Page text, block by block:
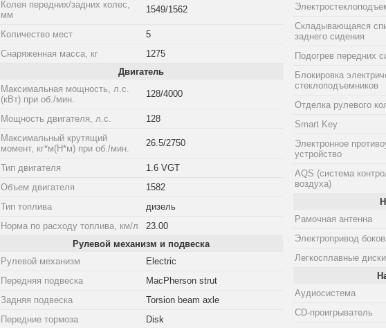
Колея передних/задних колес,
мм
1549/1562
Количество мест
5
Снаряженная масса, кг
1275
Двигатель
Максимальная мощность, л.с.
(кВт) при об./мин.
128/4000
Мощность двигателя, л.с.
128
Максимальный крутящий
момент, кг*м(Н*м) при об./мин.
26.5/2750
Тип двигателя
1.6 VGT
Объем двигателя
1582
Тип топлива
дизель
Норма по расходу топлива, км/л
23.00
Рулевой механизм и подвеска
Рулевой механизм
Electric
Передняя подвеска
MacPherson strut
Задняя подвеска
Torsion beam axle
Передние тормоза
Disk
Складывающаяся
заднего сидения
Подогрев передних
Блокировка
стеклоподъемников
Отделка рулевого
Smart Key
Электронное
устройство
AQS (система
воздуха)
Рамочная антенна
Электропривод
Легкосплавные диски
Аудиосистема
CD-проигрыватель